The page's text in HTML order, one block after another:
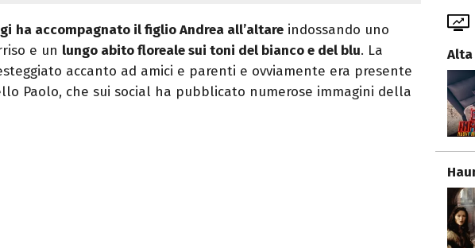
ha accompagnato il figlio Andrea all’altare indossando uno
e un lungo abito floreale sui toni del bianco e del blu. La
accanto ad amici e parenti e ovviamente era presente
Paolo, che sui social ha pubblicato numerose immagini della